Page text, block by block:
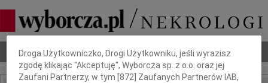
Nekrologi Odeszli Poradnik pogrzebowy
Dbamy o Twoją prywatność
Droga Użytkowniczko, Drogi Użytkowniku, jeśli wyrazisz
zgodę klikając "Akceptuję", Wyborcza sp. z o.o. oraz jej
Zaufani Partnerzy, w tym [872] Zaufanych Partnerów IAB,